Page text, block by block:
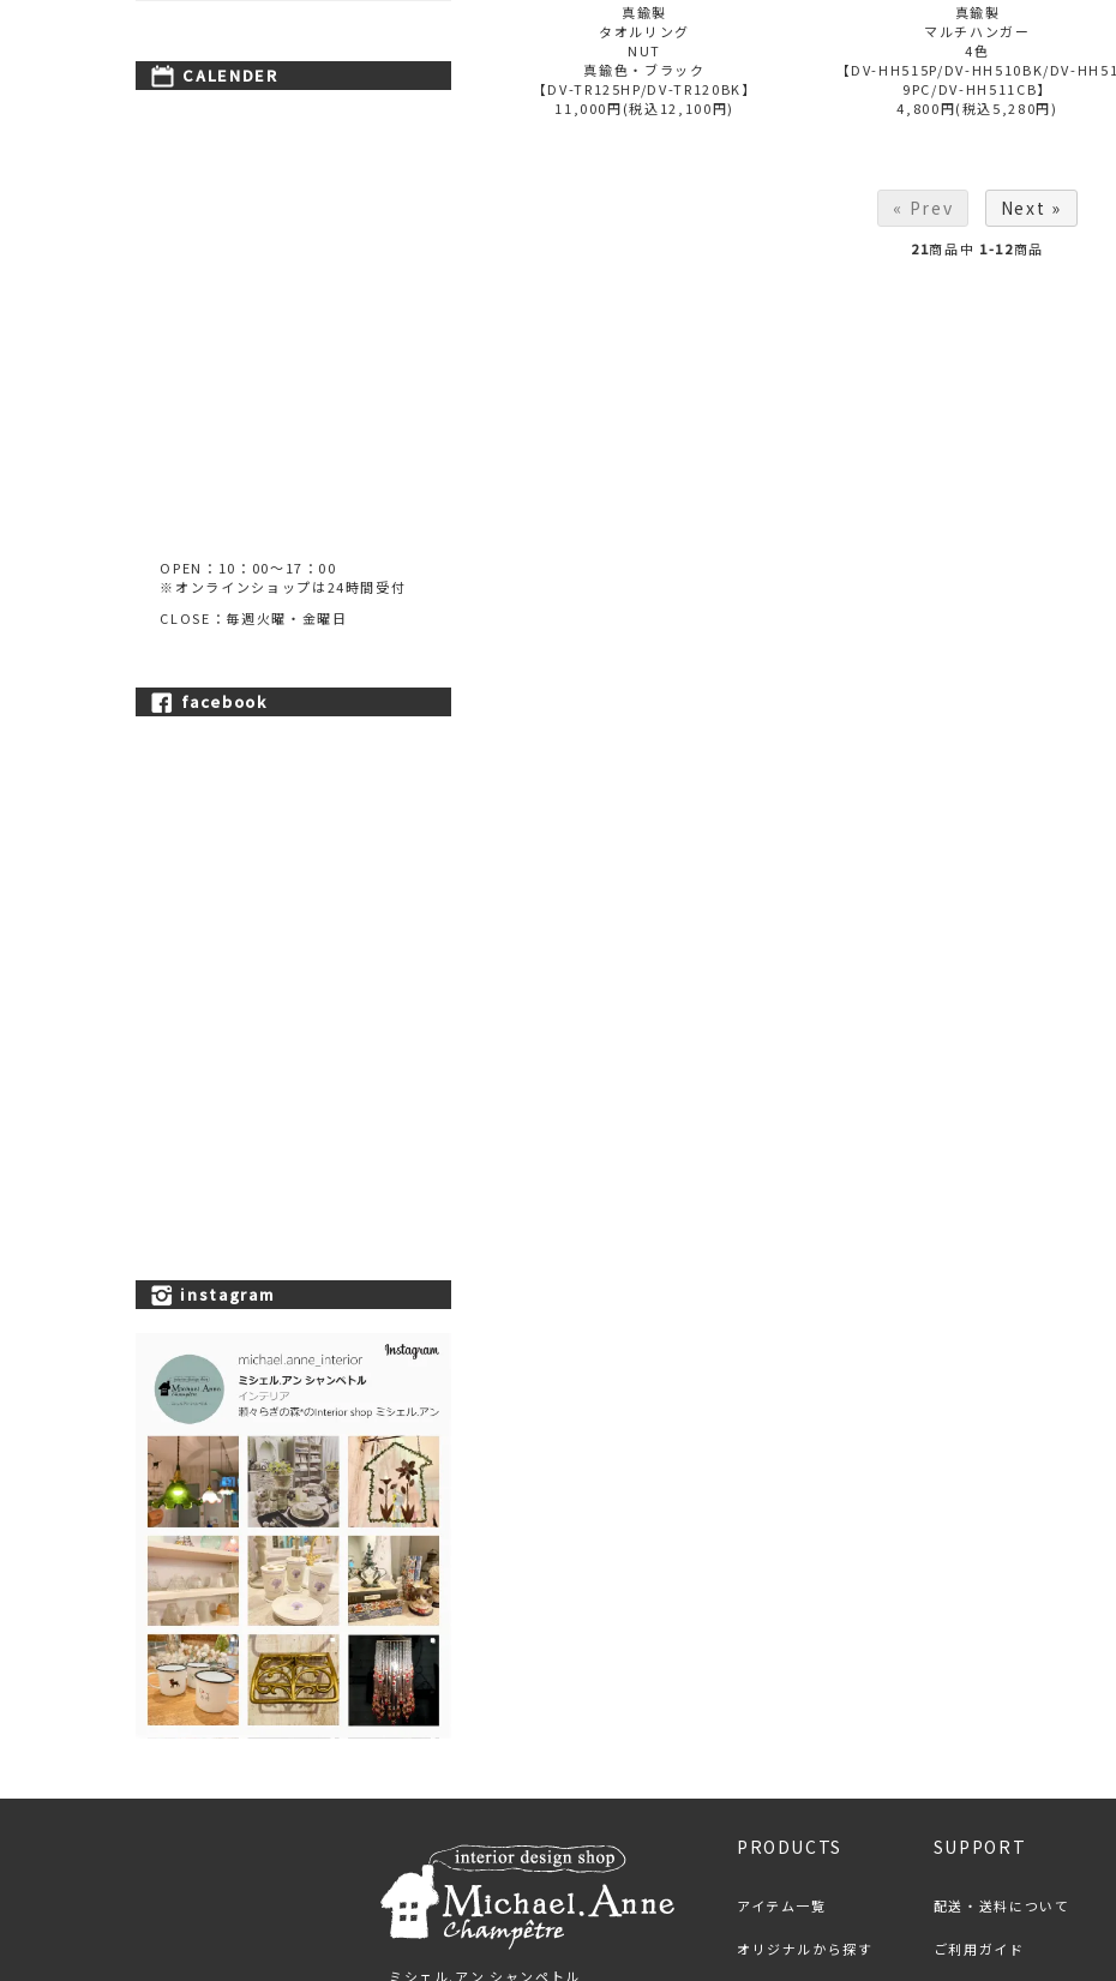
真鍮製
タオルリング
NUT
真鍮色・ブラック
【DV-TR125HP/DV-TR120BK】
11,000円(税込12,100円)
真鍮製
マルチハンガー
4色
【DV-HH515P/DV-HH510BK/DV-HH51
9PC/DV-HH511CB】
4,800円(税込5,280円)
« Prev Next »
21商品中 1-12商品
CALENDER
OPEN：10：00～17：00
※オンラインショップは24時間受付
CLOSE：毎週火曜・金曜日
facebook
instagram
ミシェル.アン シャンペトル
PRODUCTS
アイテム一覧
オリジナルから探す
SUPPORT
配送・送料について
ご利用ガイド